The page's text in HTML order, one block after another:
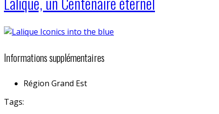
Informations supplémentaires
Région Grand Est
Tags: